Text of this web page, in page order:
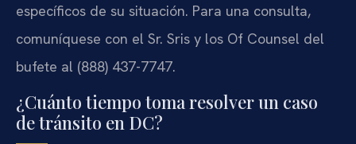
específicos de su situación. Para una consulta,
comuníquese con el Sr. Sris y los Of Counsel del
bufete al (888) 437-7747.
¿Cuánto tiempo toma resolver un caso
de tránsito en DC?